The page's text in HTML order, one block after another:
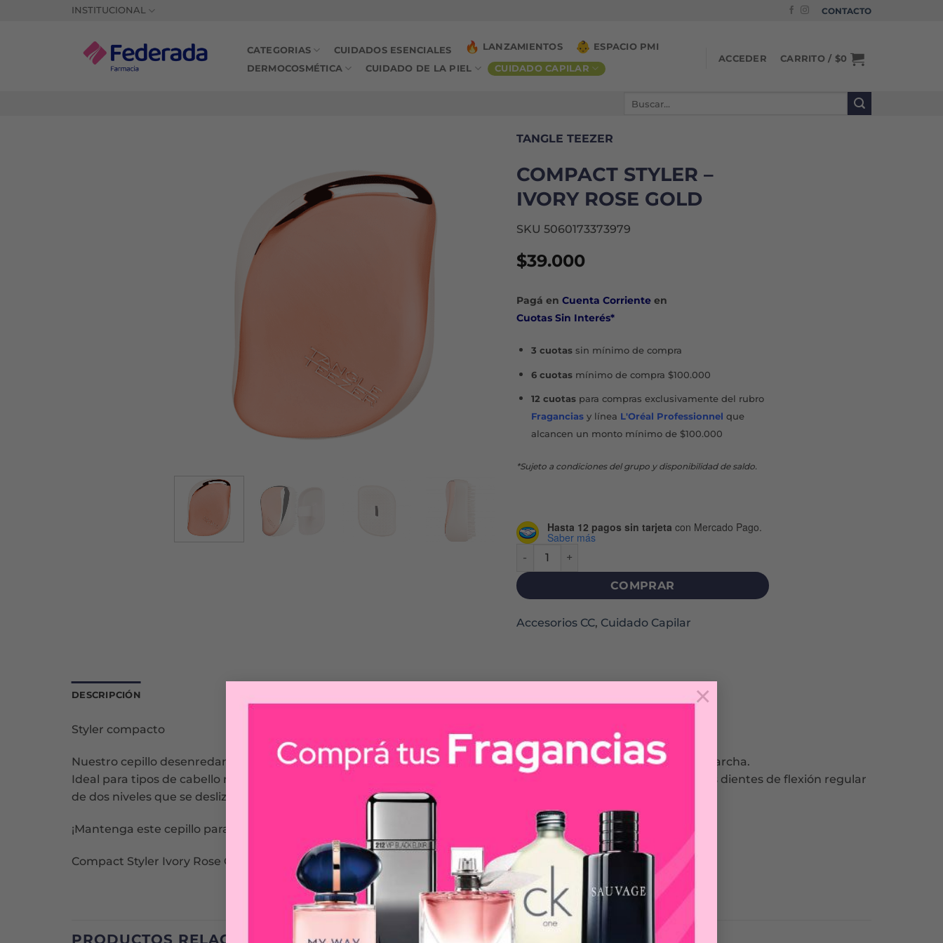
×
INSTITUCIONAL CONTACTO
CATEGORIAS CUIDADOS ESENCIALES LANZAMIENTOS ESPACIO PMI
DERMOCOSMÉTICA CUIDADO DE LA PIEL CUIDADO CAPILAR
ACCEDER CARRITO / $0
TANGLE TEEZER
COMPACT STYLER –
IVORY ROSE GOLD
SKU 5060173373979
$39.000
Pagá en Cuenta Corrienteen
Cuotas Sin Interés*
3 cuotassin mínimo de compra
6 cuotasmínimo de compra $100.000
12 cuotaspara compras exclusivamente del rubro
Fraganciasy línea L'Oréal Professionnel que
alcancen un monto mínimo de $100.000
*Sujeto a condiciones del grupo y disponibilidad de saldo.
Hasta 12 pagos sin tarjeta con Mercado Pago.
Saber más
COMPACT STYLER - IVORY ROSE GOLD cantidad
COMPRAR
Accesorios CC, Cuidado Capilar
DESCRIPCIÓN
Styler compacto
Nuestro cepillo desenredante apto para viajes, el Tangle Teezer Compact Styler, suaviza, brilla y define sobre la marcha.
Ideal para tipos de cabello normales, domina los mechones sueltos y desenreda el cabello húmedo o seco con sus dientes de flexión regular
de dos niveles que se deslizan por el cabello sin tirar y están protegidos por una cubierta de clic.
¡Mantenga este cepillo para el cabello alejado del calor!
Compact Styler Ivory Rose Gold